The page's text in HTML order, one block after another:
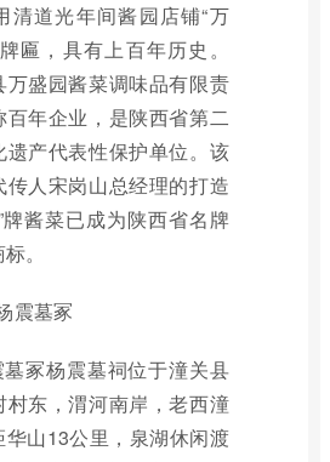
清道光年间酱园店铺“万
匾，具有上百年历史。
万盛园酱菜调味品有限责
百年企业，是陕西省第二
遗产代表性保护单位。该
传人宋岗山总经理的打造
牌酱菜已成为陕西省名牌
。
震墓冢
冢杨震墓祠位于潼关县
村东，渭河南岸，老西潼
山13公里，泉湖休闲渡